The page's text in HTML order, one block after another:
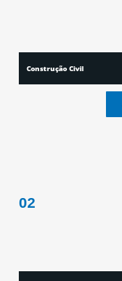
Construção Civil
02